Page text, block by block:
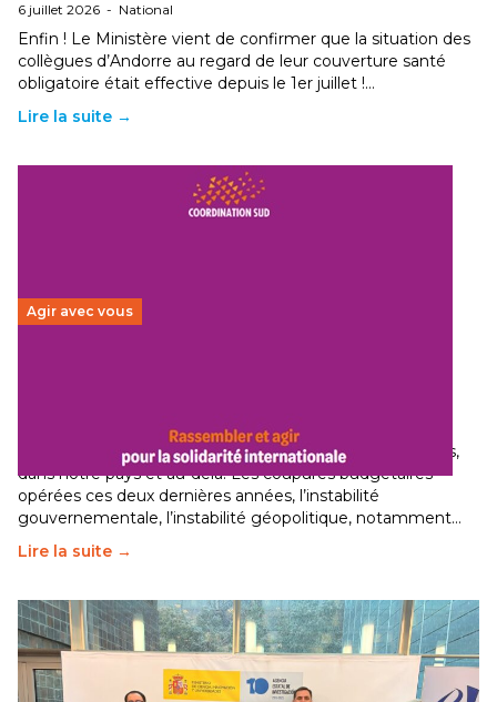
6 juillet 2026 - National
Enfin ! Le Ministère vient de confirmer que la situation des
collègues d’Andorre au regard de leur couverture santé
obligatoire était effective depuis le 1er juillet !…
Lire la suite →
Agir avec vous
Le secteur humanitaire connaît des difficultés profondes,
dans notre pays et au-delà. Les coupures budgétaires
opérées ces deux dernières années, l’instabilité
gouvernementale, l’instabilité géopolitique, notamment…
Lire la suite →